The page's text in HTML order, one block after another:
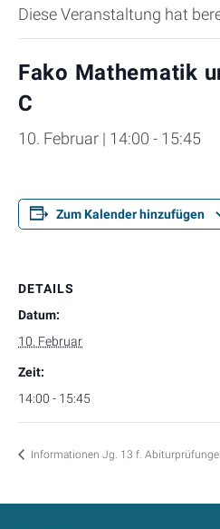
Diese Veranstaltung hat
Fako Mathematik
C
10. Februar | 14:00 - 15:45
Zum Kalender hinzufügen
DETAILS
Datum:
10. Februar
Zeit:
14:00 - 15:45
Informationen Jg. 13 f.